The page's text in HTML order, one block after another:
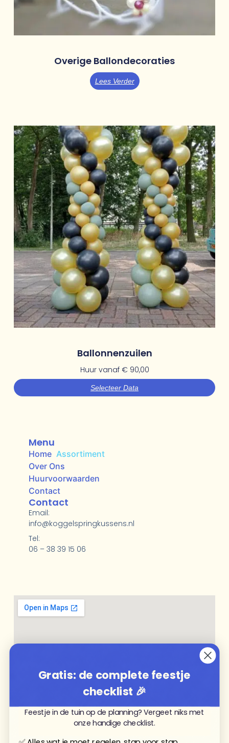
Overige Ballondecoraties
Lees Verder
Ballonnenzuilen
Huur vanaf € 90,00
Selecteer Data
Menu
Home Assortiment
Over Ons
Huurvoorwaarden
Contact
Contact
Email:
info@koggelspringkussens.nl
Tel:
06 – 38 39 15 06
Gratis: de complete feestje
checklist 🎉
Feestje in de tuin op de planning? Vergeet niks met
onze handige checklist.